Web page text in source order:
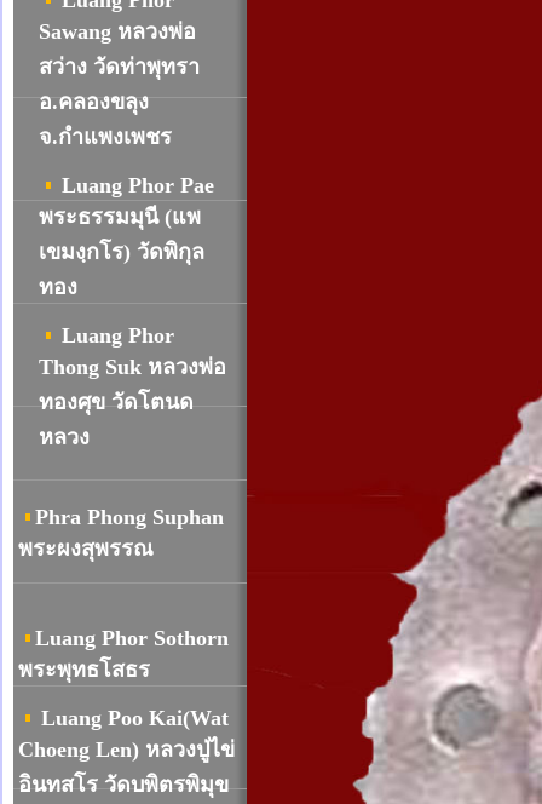
Sawang หลวงพ่อ
สว่าง วัดท่าพุทรา
อ.คลองขลุง
จ.กำแพงเพชร
Luang Phor Pae
พระธรรมมุนี (แพ
เขมงฺกโร) วัดพิกุล
ทอง
Luang Phor
Thong Suk หลวงพ่อ
ทองศุข วัดโตนด
หลวง
Phra Phong Suphan
พระผงสุพรรณ
Luang Phor Sothorn
พระพุทธโสธร
Luang Poo Kai(Wat
Choeng Len) หลวงปู่ไข่
อินทสโร วัดบพิตรพิมุข